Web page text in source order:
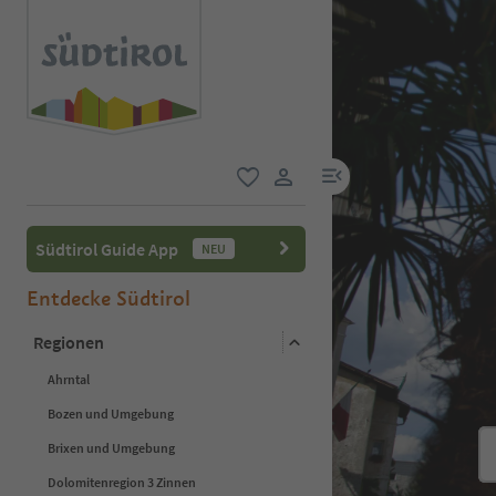
user link
menu link
Südtirol Guide App NEU
Entdecke Südtirol
Regionen
Ahrntal
Bozen und Umgebung
Brixen und Umgebung
Dolomitenregion 3 Zinnen